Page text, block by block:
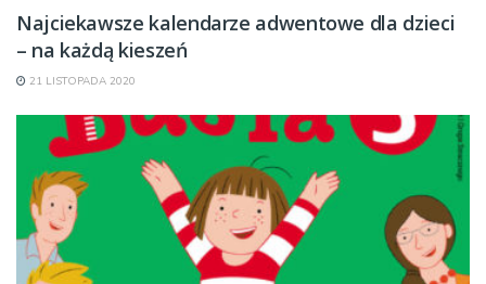
Najciekawsze kalendarze adwentowe dla dzieci
– na każdą kieszeń
21 LISTOPADA 2020